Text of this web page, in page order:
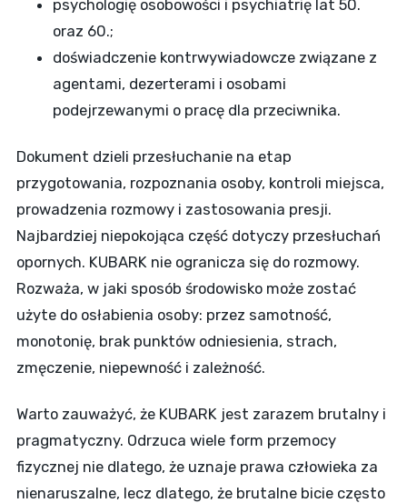
psychologię osobowości i psychiatrię lat 50.
oraz 60.;
doświadczenie kontrwywiadowcze związane z
agentami, dezerterami i osobami
podejrzewanymi o pracę dla przeciwnika.
Dokument dzieli przesłuchanie na etap
przygotowania, rozpoznania osoby, kontroli miejsca,
prowadzenia rozmowy i zastosowania presji.
Najbardziej niepokojąca część dotyczy przesłuchań
opornych. KUBARK nie ogranicza się do rozmowy.
Rozważa, w jaki sposób środowisko może zostać
użyte do osłabienia osoby: przez samotność,
monotonię, brak punktów odniesienia, strach,
zmęczenie, niepewność i zależność.
Warto zauważyć, że KUBARK jest zarazem brutalny i
pragmatyczny. Odrzuca wiele form przemocy
fizycznej nie dlatego, że uznaje prawa człowieka za
nienaruszalne, lecz dlatego, że brutalne bicie często